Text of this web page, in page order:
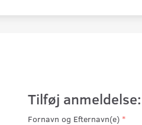
Tilføj anmeldelse:
Fornavn og Efternavn(e)